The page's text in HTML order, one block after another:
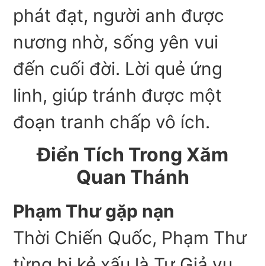
phát đạt, người anh được
nương nhờ, sống yên vui
đến cuối đời. Lời quẻ ứng
linh, giúp tránh được một
đoạn tranh chấp vô ích.
Điển Tích Trong Xăm
Quan Thánh
Phạm Thư gặp nạn
Thời Chiến Quốc, Phạm Thư